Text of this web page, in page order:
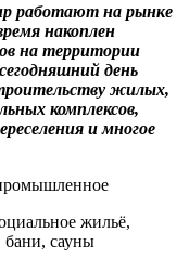
работают на рынке
накоплен
на территории
день
жилых,
комплексов,
и многое
жильё,
бани, сауны